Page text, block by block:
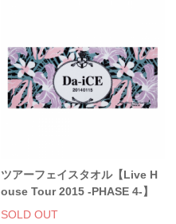
ツアーフェイスタオル【Live H
ouse Tour 2015 -PHASE 4-】
SOLD OUT